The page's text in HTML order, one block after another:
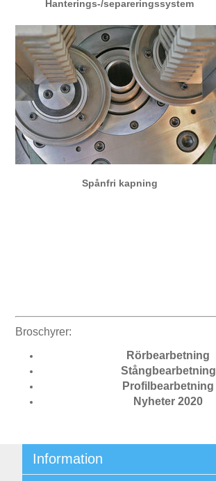
Hanterings-/separeringssystem
Spånfri kapning
Broschyrer:
Rörbearbetning
Stångbearbetning
Profilbearbetning
Nyheter 2020
Information